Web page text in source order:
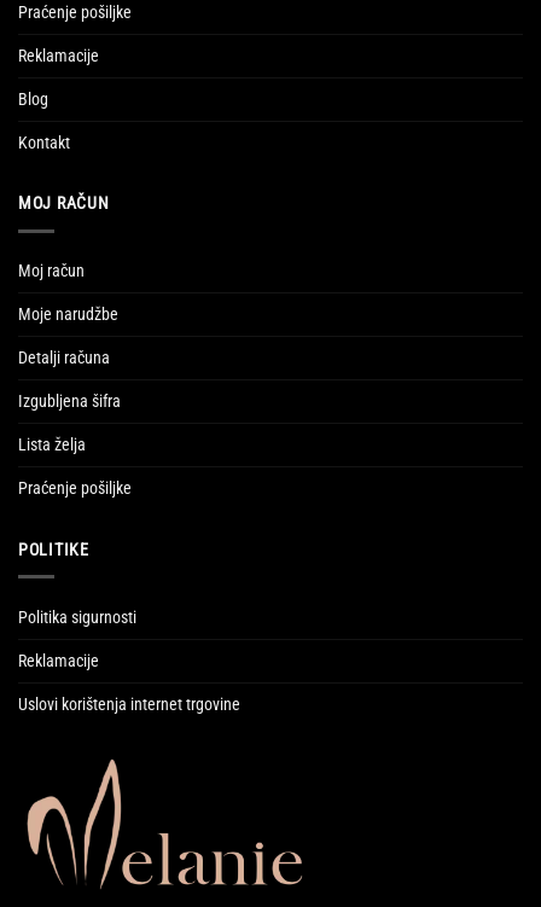
Praćenje pošiljke
Reklamacije
Blog
Kontakt
MOJ RAČUN
Moj račun
Moje narudžbe
Detalji računa
Izgubljena šifra
Lista želja
Praćenje pošiljke
POLITIKE
Politika sigurnosti
Reklamacije
Uslovi korištenja internet trgovine